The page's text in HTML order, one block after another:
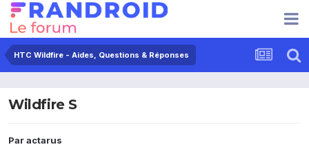
HTC Wildfire - Aides, Questions & Réponses
Wildfire S
Paractarus